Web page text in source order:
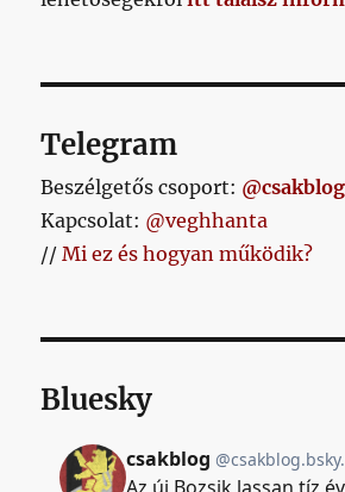
Telegram
Beszélgetős csoport: @csakblog
Kapcsolat: @veghhanta
//Mi ez és hogyan működik?
Bluesky